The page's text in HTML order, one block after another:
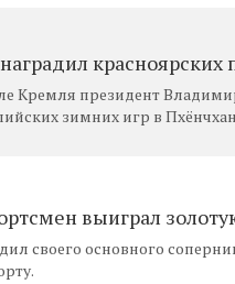
красноярских
Кремля президент
зимних игр в
выиграл
своего основного